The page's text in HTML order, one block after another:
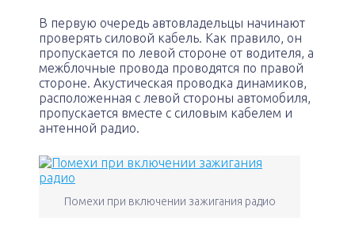
В первую очередь автовладельцы начинают
проверять силовой кабель. Как правило, он
пропускается по левой стороне от водителя, а
межблочные провода проводятся по правой
стороне. Акустическая проводка динамиков,
расположенная с левой стороны автомобиля,
пропускается вместе с силовым кабелем и
антенной радио.
Помехи при включении зажигания радио